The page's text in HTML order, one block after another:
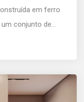
em ferro
conjunto de...